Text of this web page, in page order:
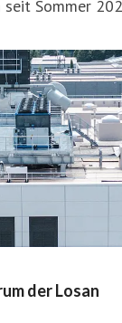
seit Sommer
der Losan